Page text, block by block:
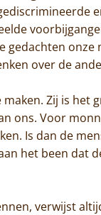
Contact
over de
Zij is
ons. Voor
Is dan de
het been dat
verwijst